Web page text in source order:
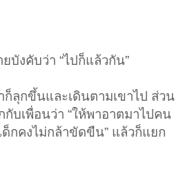
งคับว่า “ไปก็แล้วกัน”
ลุกขึ้นและเดินตามเขาไป ส่วน
บเพื่อนว่า “ให้พาอาตมาไปคน
ด็กคงไม่กล้าขัดขืน” แล้วก็แยก